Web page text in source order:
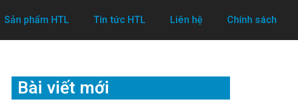
Sản phẩm HTL Tin tức HTL Liên hệ Chính sách
Bài viết mới